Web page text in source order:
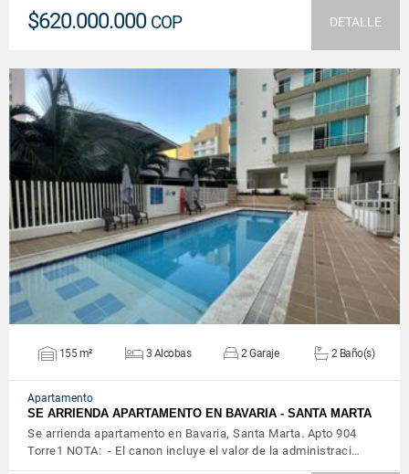
$620.000.000 COP DETALLE
VER DETALLES
155 m² 3 Alcobas 2 Garaje 2 Baño(s)
Apartamento
SE ARRIENDA APARTAMENTO EN BAVARIA - SANTA MARTA
Se arrienda apartamento en Bavaria, Santa Marta. Apto 904
Torre1 NOTA: - El canon incluye el valor de la administraci…